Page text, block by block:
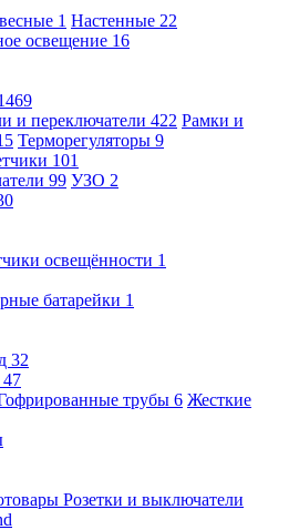
1 Настенные 22
освещение 16
и переключатели 422 Рамки и
Терморегуляторы 9
101
99 УЗО 2
освещённости 1
батарейки 1
32
47
трубы 6 Жесткие
Розетки и выключатели